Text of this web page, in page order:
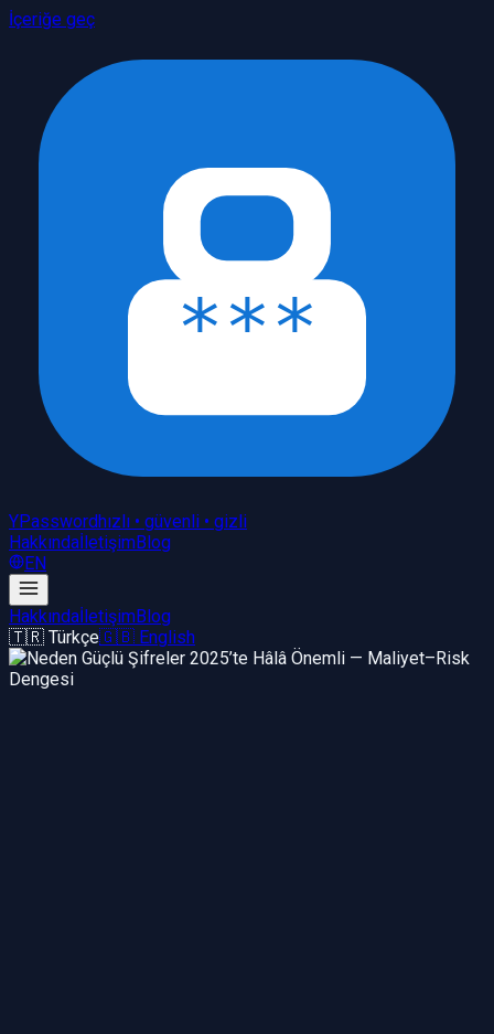
İçeriğe geç
YPasswordhızlı • güvenli • gizli
HakkındaİletişimBlog
EN
HakkındaİletişimBlog
🇹🇷 Türkçe🇬🇧 English